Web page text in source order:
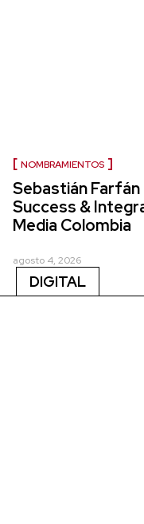
NOMBRAMIENTOS
Sebastián
Success &
Media Colombia
agosto 4, 2026
DIGITAL